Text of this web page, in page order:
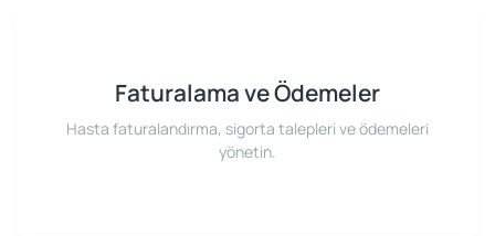
Faturalama ve Ödemeler
Hasta faturalandırma, sigorta talepleri ve ödemeleri
yönetin.